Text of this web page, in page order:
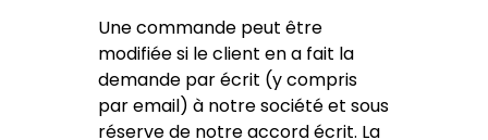
Une commande peut être
modifiée si le client en a fait la
demande par écrit (y compris
par email) à notre société et sous
réserve de notre accord écrit. La